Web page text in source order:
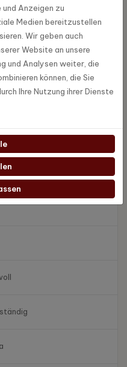
Kaffeebohnen von
Sie sich für einen süßen und
Bohnen einer
desto stärker wird der
Anzeigen zu
Medien bereitzustellen
Wir geben auch
Website an unsere
und Analysen weiter, die
können, die Sie
Ihre Nutzung ihrer Dienste